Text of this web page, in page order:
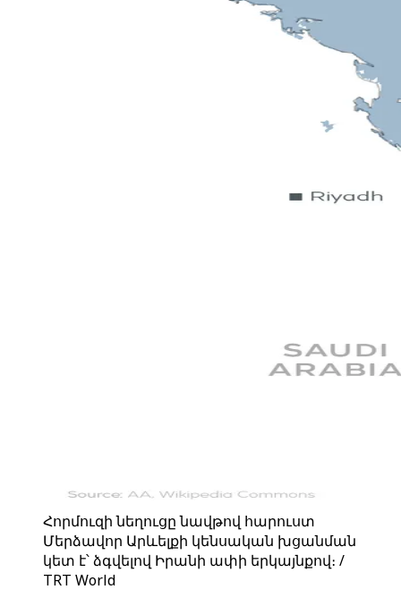
Հորմուզի նեղուցը նավթով հարուստ
Մերձավոր Արևելքի կենսական խցանման
կետ է՝ ձգվելով Իրանի ափի երկայնքով։ /
TRT World